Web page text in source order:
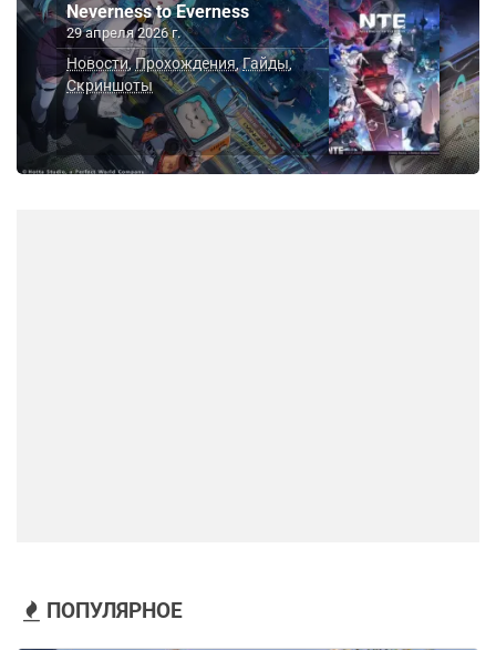
Neverness to Everness
29 апреля 2026 г.
Новости,Прохождения ,Гайды,
Скриншоты
ПОПУЛЯРНОЕ